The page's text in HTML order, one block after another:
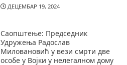
ДЕЦЕМБАР 19, 2024
Саопштење: Председник
Удружења Радослав
Миловановић у вези смрти две
особе у Војки у нелегалном дому